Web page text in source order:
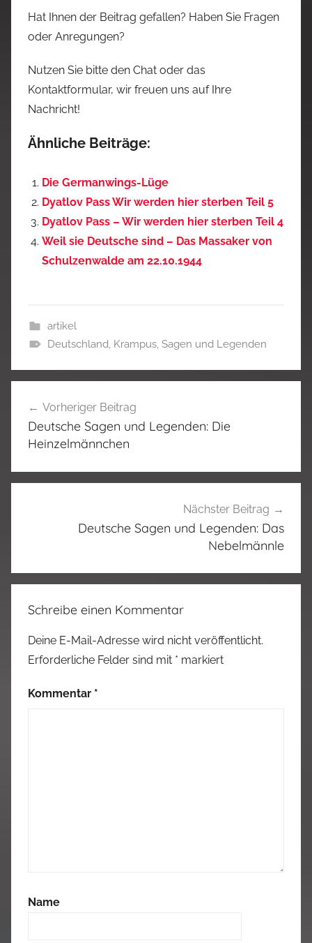
Hat Ihnen der Beitrag gefallen? Haben Sie Fragen
oder Anregungen?
Nutzen Sie bitte den Chat oder das
Kontaktformular, wir freuen uns auf Ihre
Nachricht!
Ähnliche Beiträge:
Die Germanwings-Lüge
Dyatlov Pass Wir werden hier sterben Teil 5
Dyatlov Pass – Wir werden hier sterben Teil 4
Weil sie Deutsche sind – Das Massaker von
Schulzenwalde am 22.10.1944
artikel
Deutschland, Krampus, Sagen und Legenden
Vorheriger Beitrag
Deutsche Sagen und Legenden: Die
Heinzelmännchen
Nächster Beitrag
Deutsche Sagen und Legenden: Das
Nebelmännle
Schreibe einen Kommentar
Deine E-Mail-Adresse wird nicht veröffentlicht.
Erforderliche Felder sind mit * markiert
Kommentar *
Name